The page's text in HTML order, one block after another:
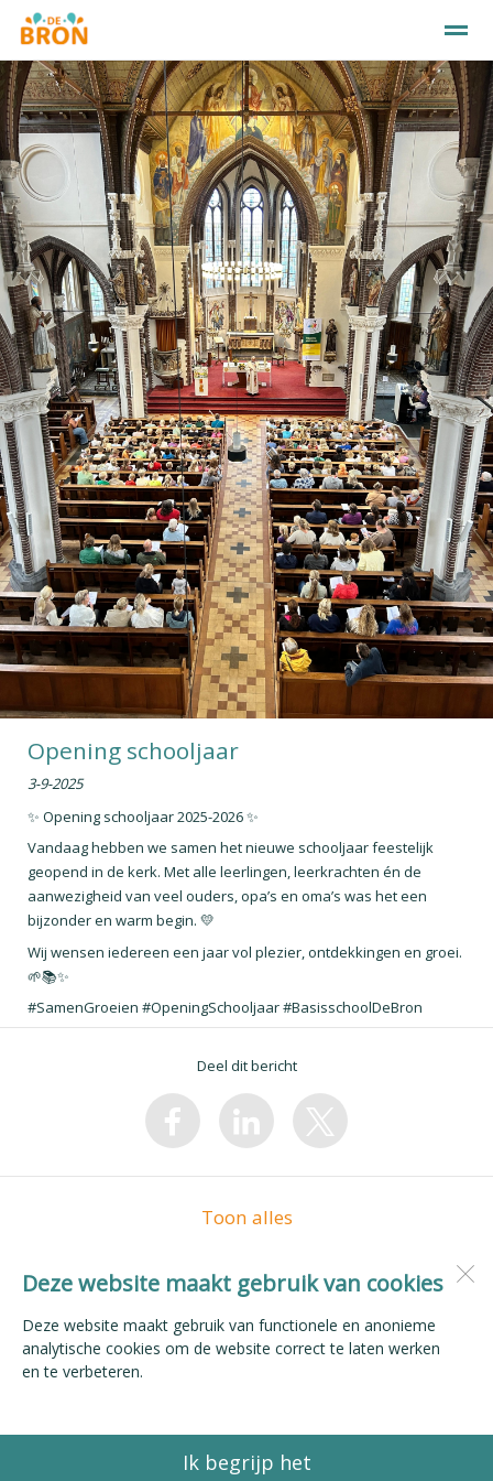
ONZE SCHOOL KENNISMAKEN OUDERS
Nieuws Agenda Bellen E-mail
Deze website maakt gebruik van cookies
Deze website maakt gebruik van functionele en anonieme
analytische cookies om de website correct te laten werken
en te verbeteren.
Ik begrijp het
Opening schooljaar
3-9-2025
✨ Opening schooljaar 2025-2026 ✨
Vandaag hebben we samen het nieuwe schooljaar feestelijk
geopend in de kerk. Met alle leerlingen, leerkrachten én de
aanwezigheid van veel ouders, opa’s en oma’s was het een
bijzonder en warm begin. 💛
Wij wensen iedereen een jaar vol plezier, ontdekkingen en groei.
🌱📚✨
#SamenGroeien #OpeningSchooljaar #BasisschoolDeBron
Deel dit bericht
Toon alles
BS De Bron
Drielingschouw 1
2811 LPReeuwijk
Ziber DS4